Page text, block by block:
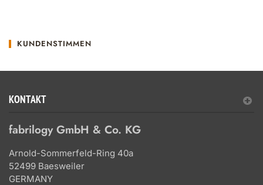
KUNDENSTIMMEN
KONTAKT
fabrilogy GmbH & Co. KG
Arnold-Sommerfeld-Ring 40a
52499 Baesweiler
GERMANY